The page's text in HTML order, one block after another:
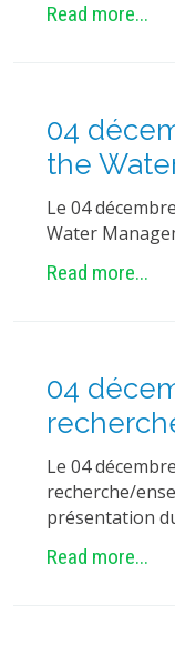
Read more...
04
the
Le 04
Water
Read more...
04
Le 04
recherche/
présentation
Read more...